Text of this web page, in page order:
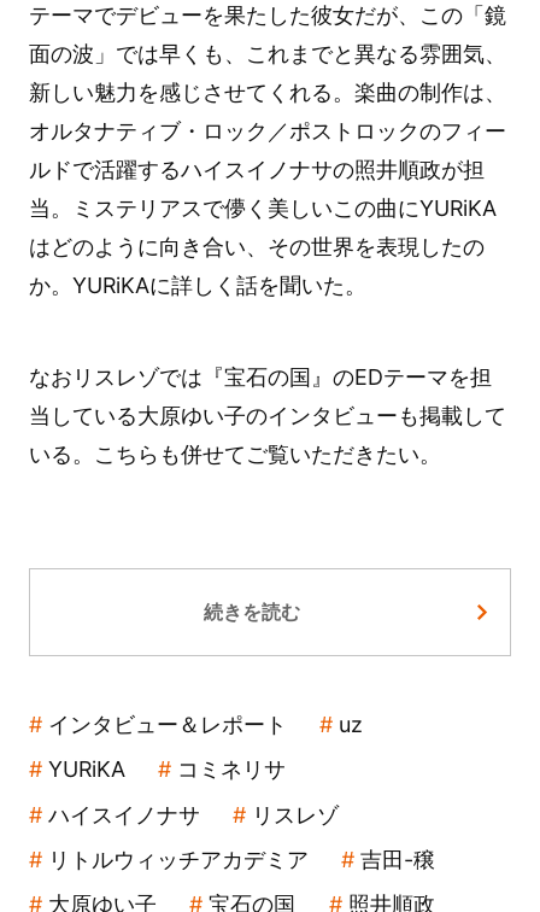
テーマでデビューを果たした彼女だが、この「鏡
面の波」では早くも、これまでと異なる雰囲気、
新しい魅力を感じさせてくれる。楽曲の制作は、
オルタナティブ・ロック／ポストロックのフィー
ルドで活躍するハイスイノナサの照井順政が担
当。ミステリアスで儚く美しいこの曲にYURiKA
はどのように向き合い、その世界を表現したの
か。YURiKAに詳しく話を聞いた。
なおリスレゾでは『宝石の国』のEDテーマを担
当している大原ゆい子のインタビューも掲載して
いる。こちらも併せてご覧いただきたい。
続きを読む
インタビュー＆レポート
uz
YURiKA
コミネリサ
ハイスイノナサ
リスレゾ
リトルウィッチアカデミア
吉田-穣
大原ゆい子
宝石の国 照井順政